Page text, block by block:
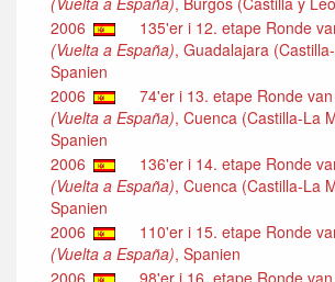
2006
135'er i 12. etape Ronde
(Vuelta a España), Guadalajara
Spanien
2006
74'er i 13. etape Ronde
(Vuelta a España), Cuenca (Castilla-La
Spanien
2006
136'er i 14. etape Ronde
(Vuelta a España), Cuenca (Castilla-La
Spanien
2006
110'er i 15. etape Ronde
(Vuelta a España), Spanien
2006
98'er i 16. etape Ronde